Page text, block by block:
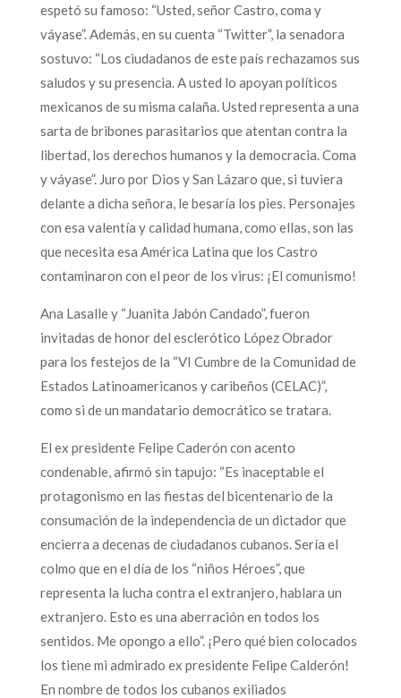
espetó su famoso: “Usted, señor Castro, coma y
váyase”. Además, en su cuenta “Twitter”, la senadora
sostuvo: “Los ciudadanos de este país rechazamos sus
saludos y su presencia. A usted lo apoyan políticos
mexicanos de su misma calaña. Usted representa a una
sarta de bribones parasitarios que atentan contra la
libertad, los derechos humanos y la democracia. Coma
y váyase”. Juro por Dios y San Lázaro que, si tuviera
delante a dicha señora, le besaría los pies. Personajes
con esa valentía y calidad humana, como ellas, son las
que necesita esa América Latina que los Castro
contaminaron con el peor de los virus: ¡El comunismo!
Ana Lasalle y “Juanita Jabón Candado”, fueron
invitadas de honor del esclerótico López Obrador
para los festejos de la “VI Cumbre de la Comunidad de
Estados Latinoamericanos y caribeños (CELAC)”,
como si de un mandatario democrático se tratara.
El ex presidente Felipe Caderón con acento
condenable, afirmó sin tapujo: “Es inaceptable el
protagonismo en las fiestas del bicentenario de la
consumación de la independencia de un dictador que
encierra a decenas de ciudadanos cubanos. Sería el
colmo que en el día de los “niños Héroes”, que
representa la lucha contra el extranjero, hablara un
extranjero. Esto es una aberración en todos los
sentidos. Me opongo a ello”. ¡Pero qué bien colocados
los tiene mi admirado ex presidente Felipe Calderón!
En nombre de todos los cubanos exiliados